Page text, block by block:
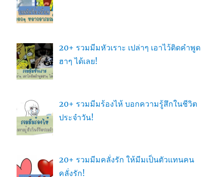
20+ รวมมีมหัวเราะ เปล่าๆ เอาไว้ติดคำพูด
ฮาๆ ได้เลย!
20+ รวมมีมร้องไห้ บอกความรู้สึกในชีวิต
ประจำวัน!
20+ รวมมีมคลั่งรัก ให้มีมเป็นตัวแทนคน
คลั่งรัก!